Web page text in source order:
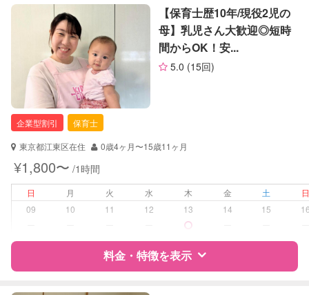
定期予約
お子様の撮影
（定期特典）
対応不可
特徴 料金 レビュー
サポートの特徴
資格
保育士
夜間対応
子育て経験
障がい児対応 対応可否は個別に相談
【保育士歴10年/現役2児の
母】乳児さん大歓迎◎短時
間からOK！安...
5.0 (15回)
企業型割引
保育士
東京都江東区在住
0歳4ヶ月〜15歳11ヶ月
¥1,800〜 /1時間
日 月 火 水 木 金 土
09
10 11 12 13 14 15
料金・特徴を表示